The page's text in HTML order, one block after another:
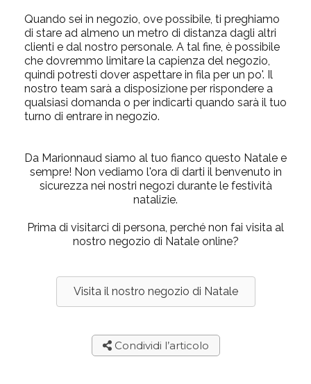
Quando sei in negozio, ove possibile, ti preghiamo
di stare ad almeno un metro di distanza dagli altri
clienti e dal nostro personale. A tal fine, è possibile
che dovremmo limitare la capienza del negozio,
quindi potresti dover aspettare in fila per un po'. Il
nostro team sarà a disposizione per rispondere a
qualsiasi domanda o per indicarti quando sarà il tuo
turno di entrare in negozio.
Da Marionnaud siamo al tuo fianco questo Natale e
sempre! Non vediamo l'ora di darti il benvenuto in
sicurezza nei nostri negozi durante le festività
natalizie.
Prima di visitarci di persona, perché non fai visita al
nostro negozio di Natale online?
Visita il nostro negozio di Natale
Condividi l’articolo